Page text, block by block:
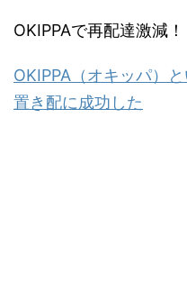
OKIPPAで再配達激減！
OKIPPA（オキッパ）
置き配に成功した